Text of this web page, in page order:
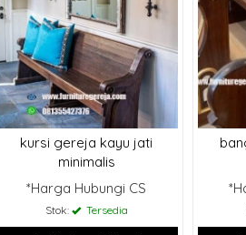
kursi gereja kayu jati
minimalis
*Harga Hubungi CS
Stok: Tersedia